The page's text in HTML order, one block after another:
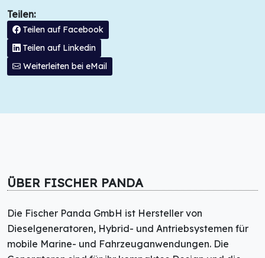
Teilen:
Teilen auf Facebook
Teilen auf Linkedin
Weiterleiten bei eMail
ÜBER FISCHER PANDA
Die Fischer Panda GmbH ist Hersteller von
Dieselgeneratoren, Hybrid- und Antriebsystemen für
mobile Marine- und Fahrzeuganwendungen. Die